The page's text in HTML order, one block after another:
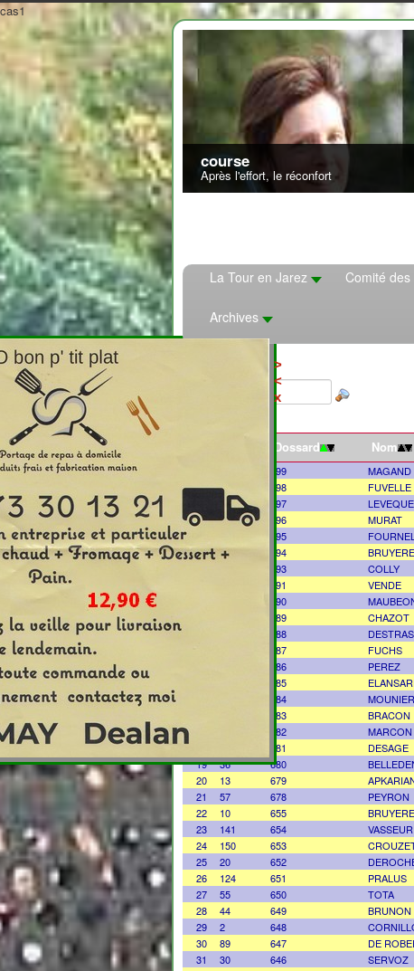
cas1
La Tour en Jarez Comité
Archives
Dossard Nom
699 MAGAND
2
11 698 FUVELLE
33 697 LEVEQUE
4
54 696 MURAT
695 FOURNEL
6
52 694 BRUYERE
693 COLLY
691 VENDE
690
689 CHAZOT
688 DESTRAS
687 FUCHS
686 PEREZ
685
684 MOUNIER
683 BRACON
682 MARCON
681 DESAGE
19
36 680
20
13 679
21
57 678 PEYRON
22
10 655 BRUYERE
23
141 654 VASSEUR
24
150 653
25
20 652
26
124 651 PRALUS
27
55 650 TOTA
28
44 649 BRUNON
29
2 648
30
89 647 DE
31
30 646 SERVOZ
>